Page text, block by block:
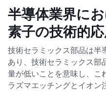
半導体業界に
素子の技術的
技術セラミックス部品は半
あり、技術セラミックス部
量が低いことを意味し、こ
ラズマエッチングとイオン